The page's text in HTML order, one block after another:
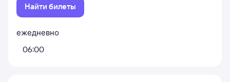
Найти билеты
ежедневно
06:00